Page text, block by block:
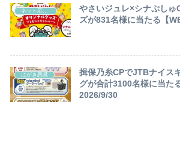
ネット応募懸賞
やさいジュレ×シナぷしゅ
ズが831名様に当たる【
はがき懸賞
揖保乃糸CPでJTBナイス
グが合計3100名様に当た
2026/9/30